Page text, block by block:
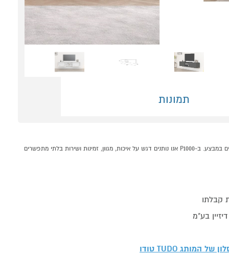
תמונות
מזנון צף תלוי ברוחב 180 ס"מ איתי מבית טודו דיזיין קונים אונליין בקטגוריית מזנונים במחלקת רהיטים לבית בP1000 - אתר קניות ישראלי בטוח, משתלם ונוח המציע מוצרים מומלצים במבצע. ב-P1000 אנו נותנים דגש על איכות, מגוון, זמינות ושירות בלתי מתפשרים
קבלתו
בע"מ
של המותג TUDO טודו